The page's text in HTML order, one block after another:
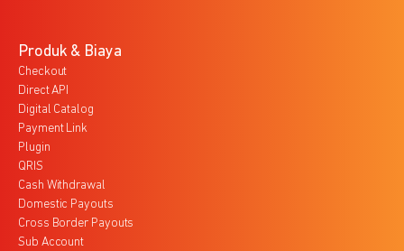
Produk & Biaya
Checkout
Direct API
Digital Catalog
Payment Link
Plugin
QRIS
Cash Withdrawal
Domestic Payouts
Cross Border Payouts
Sub Account